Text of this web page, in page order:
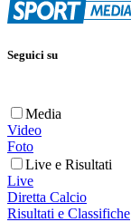
Seguici su
Media
Video
Foto
Live e Risultati
Live
Diretta Calcio
Risultati e Classifiche